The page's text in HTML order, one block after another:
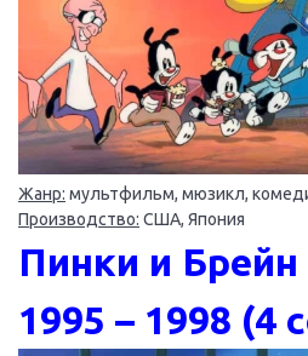
Жанр: мультфильм, мюзикл,
Производство: США, Япония
Пинки и Брейн
1995 – 1998 (4